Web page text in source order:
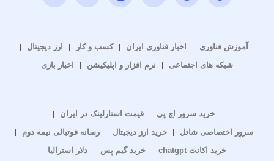
آموزش فناوری اخبار فناوری ایران کسب و کار
ارز دیجیتال
شبکه های اجتماعی
نرم افزار و اپلیکیشن اخبار بازی
خرید سرور اچ پی
قیمت استارلینک در ایران
سرور اختصاصی شاتل
خرید ارز دیجیتال
رسانه فوتبالی نیمه دوم
خرید اکانت chatgpt
خرید گیم پس دلار استرالیا